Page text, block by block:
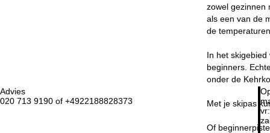
Advies
020 713 9190 of +4922188828373
vr:
zowel gezinnen
als een van de
de
In het
beginners.
onder de
Met je skipas
Of